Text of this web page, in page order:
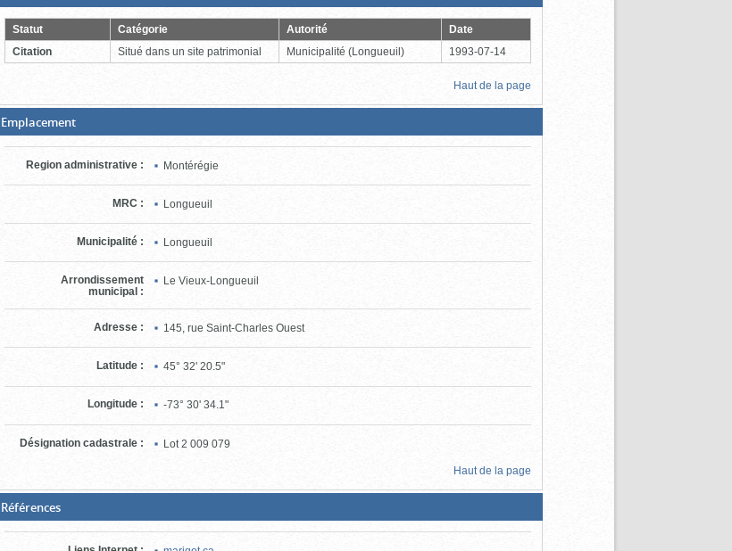
ouverte,
cliquer
pour
fermer)
Statut Catégorie Autorité
Date
Citation
Situé dans un site patrimonial Municipalité (Longueuil) 1993-07-14
Haut de la page
Emplacement(Boite
fermée,
cliquer
pour
ouvrir)
Region administrative : Montérégie
MRC : Longueuil
Municipalité : Longueuil
Arrondissement
municipal :
Le Vieux-Longueuil
Adresse : 145, rue Saint-Charles Ouest
Latitude : 45° 32' 20.5"
Longitude : -73° 30' 34.1"
Désignation cadastrale : Lot2 009 079
Haut de la page
Références(Boite
fermée,
cliquer
pour